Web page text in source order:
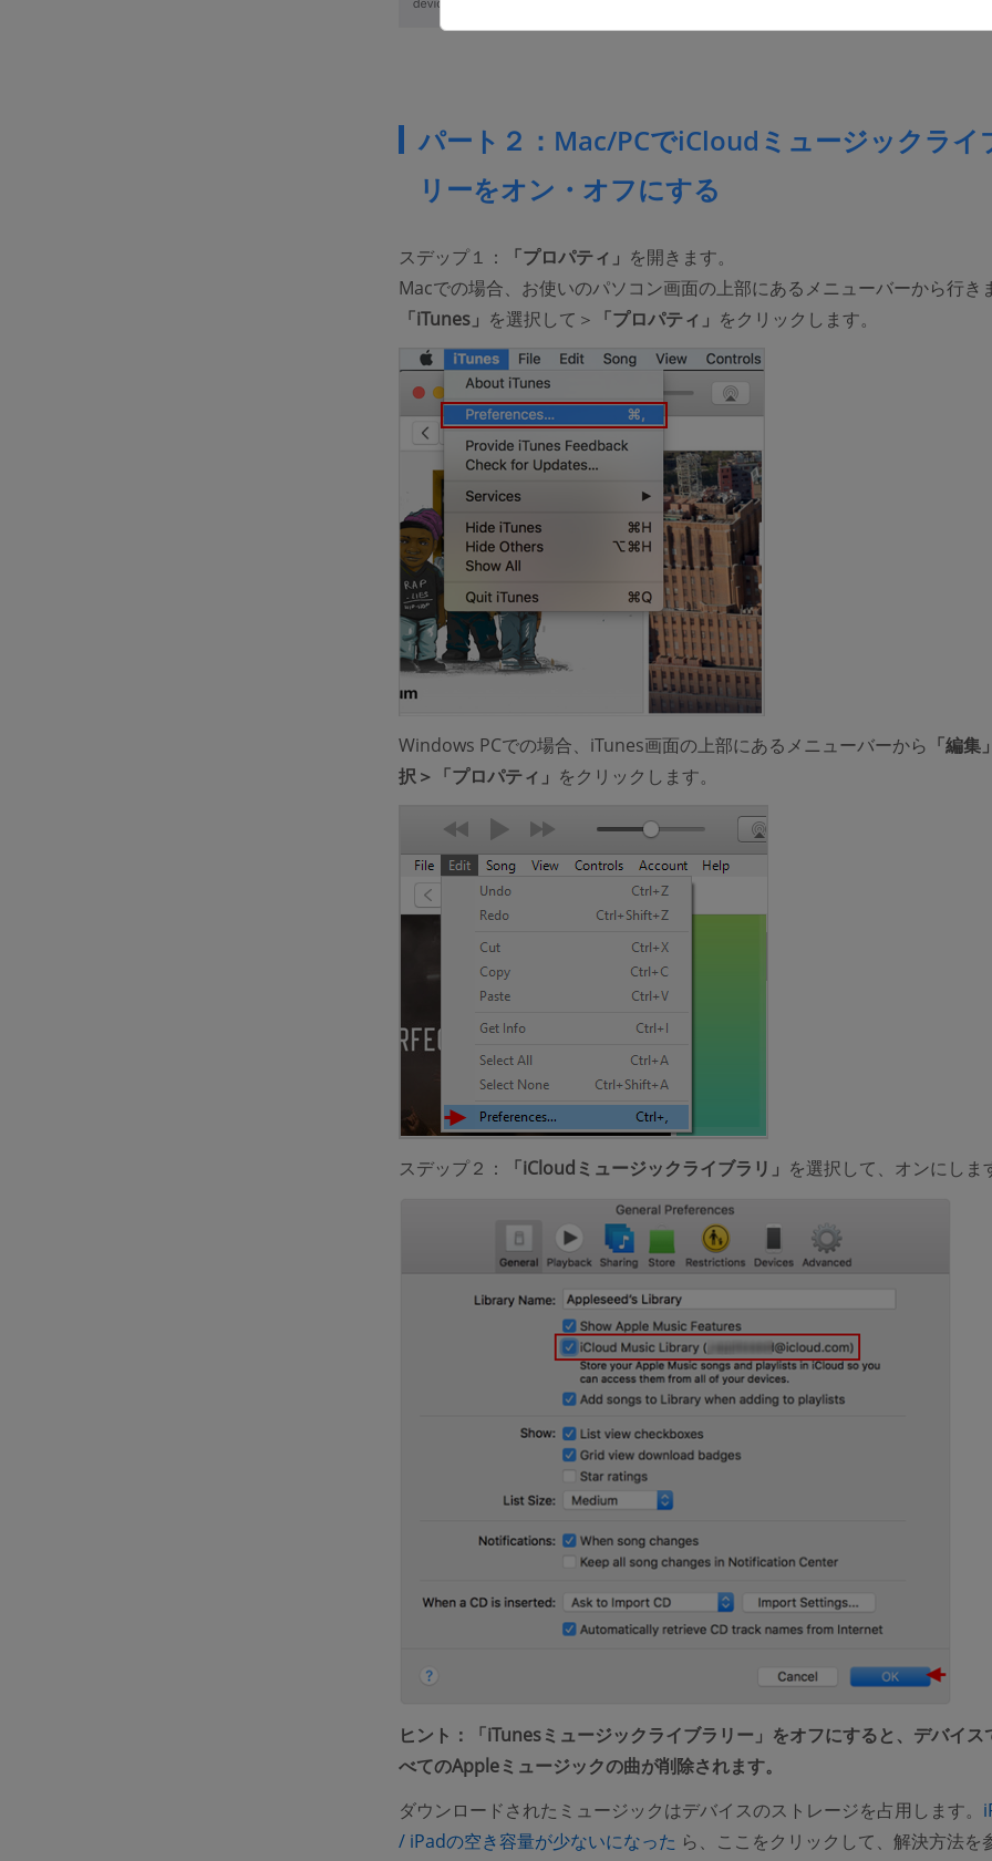
パート２：Mac/PCでiCloudミュージックライ
リーをオン・オフにする
スデップ１： 「プロパティ」 を開きます。
Macでの場合、お使いのパソコン画面の上部にあるメニューバーから行き
「iTunes」 を選択して＞ 「プロパティ」 をクリックします。
Windows PCでの場合、iTunes画面の上部にあるメニューバーから 「編集
択＞「プロパティ」 をクリックします。
スデップ２： 「iCloudミュージックライブラリ」 を選択して、オンにしま
ヒント：「iTunesミュージックライブラリー」をオフにすると、デバイス
べてのAppleミュージックの曲が削除されます。
ダウンロードされたミュージックはデバイスのストレージを占用します。
/ iPadの空き容量が少ないになった (opens new window)
ら、ここをクリックして、解決方法を